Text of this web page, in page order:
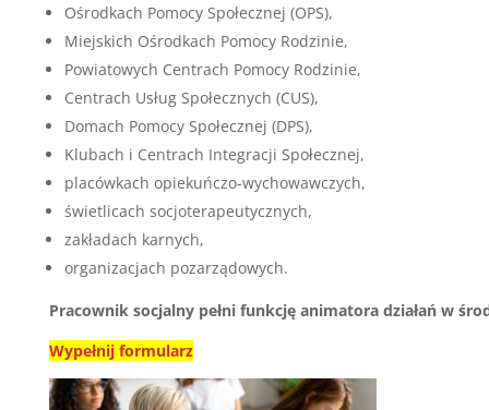
Ośrodkach Pomocy Społecznej (OPS),
Miejskich Ośrodkach Pomocy Rodzinie,
Powiatowych Centrach Pomocy Rodzinie,
Centrach Usług Społecznych (CUS),
Domach Pomocy Społecznej (DPS),
Klubach i Centrach Integracji Społecznej,
placówkach opiekuńczo-wychowawczych,
świetlicach socjoterapeutycznych,
zakładach karnych,
organizacjach pozarządowych.
Pracownik socjalny pełni funkcję animatora działań w
Wypełnij formularz